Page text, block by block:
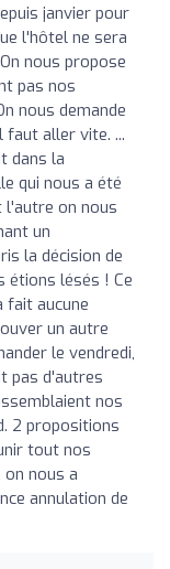
janvier pour
l'hôtel ne sera
nous propose
pas nos
nous demande
faut aller vite. ...
dans la
qui nous a été
l'autre on nous
un
la décision de
étions lésés ! Ce
fait aucune
un autre
le vendredi,
pas d'autres
nos
2 propositions
tout nos
nous a
annulation de